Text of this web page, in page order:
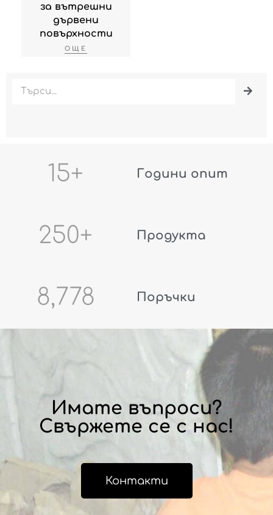
за вътрешни
дървени
повърхности
ОЩЕ
15+ Години опит
250+ Продукта
8,778 Поръчки
Имате въпроси?
Свържете се с нас!
Контакти